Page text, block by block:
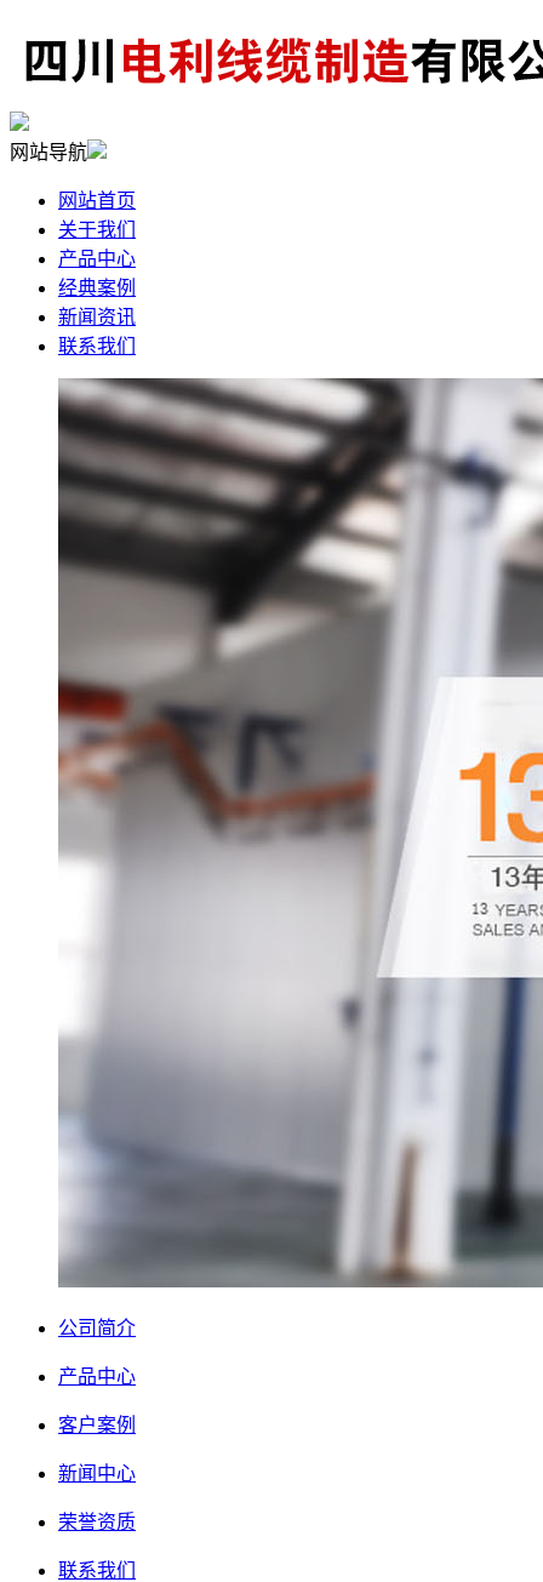
网站导航
网站首页
关于我们
产品中心
经典案例
新闻资讯
联系我们
公司简介
产品中心
客户案例
新闻中心
荣誉资质
联系我们